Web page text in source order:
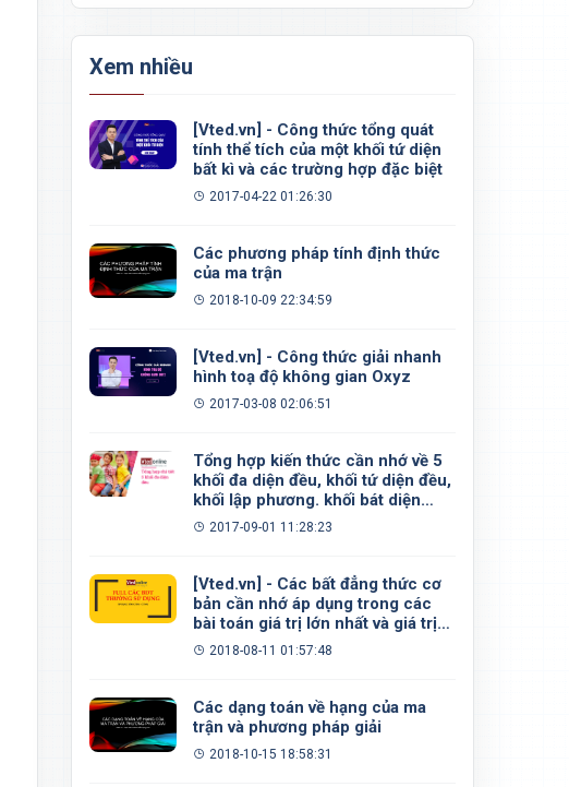
Xem nhiều
[Vted.vn] - Công thức tổng quát
tính thể tích của một khối tứ diện
bất kì và các trường hợp đặc biệt
2017-04-22 01:26:30
Các phương pháp tính định thức
của ma trận
2018-10-09 22:34:59
[Vted.vn] - Công thức giải nhanh
hình toạ độ không gian Oxyz
2017-03-08 02:06:51
Tổng hợp kiến thức cần nhớ về 5
khối đa diện đều, khối tứ diện đều,
khối lập phương. khối bát diện
đều, khối 12 mặt đều, khối 20 mặt
2017-09-01 11:28:23
[Vted.vn] - Các bất đẳng thức cơ
bản cần nhớ áp dụng trong các
bài toán giá trị lớn nhất và giá trị
nhỏ nhất
2018-08-11 01:57:48
Các dạng toán về hạng của ma
trận và phương pháp giải
2018-10-15 18:58:31